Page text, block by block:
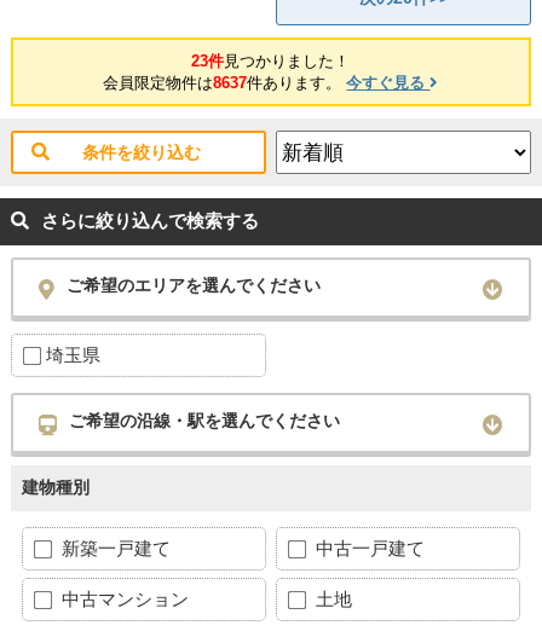
23件見つかりました！
会員限定物件は8637件あります。今すぐ見る
条件を絞り込む
さらに絞り込んで検索する
ご希望のエリアを選んでください
埼玉県
ご希望の沿線・駅を選んでください
建物種別
新築一戸建て 中古一戸建て
中古マンション 土地